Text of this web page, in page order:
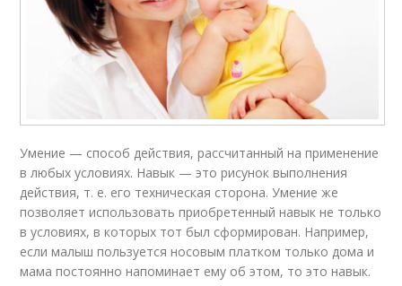
Умение — способ действия, рассчитанный на применение
в любых условиях. Навык — это рисунок выполнения
действия, т. е. его техническая сторона. Умение же
позволяет использовать приобретенный навык не только
в условиях, в которых тот был сформирован. Например,
если малыш пользуется носовым платком только дома и
мама постоянно напоминает ему об этом, то это навык.